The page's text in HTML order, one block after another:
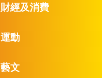
財經及消費
運動
藝文